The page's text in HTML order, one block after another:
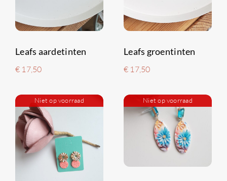
Leafs aardetinten
€ 17,50
Leafs groentinten
€ 17,50
Niet op voorraad Niet op voorraad